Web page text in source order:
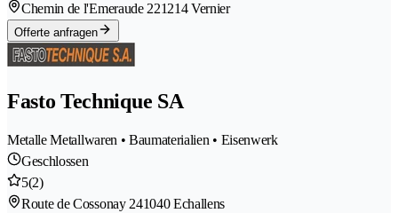
Chemin de l'Emeraude 221214 Vernier
Offerte anfragen
Fasto Technique SA
Metalle Metallwaren • Baumaterialien • Eisenwerk
Geschlossen
5(2)
Route de Cossonay 241040 Echallens